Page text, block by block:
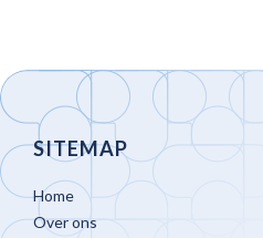
SITEMAP
Home
Over ons